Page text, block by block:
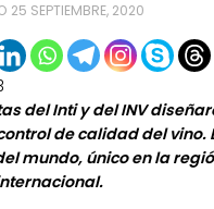
25 SEPTIEMBRE, 2020
del Inti y del INV
de calidad del vino.
mundo, único en la